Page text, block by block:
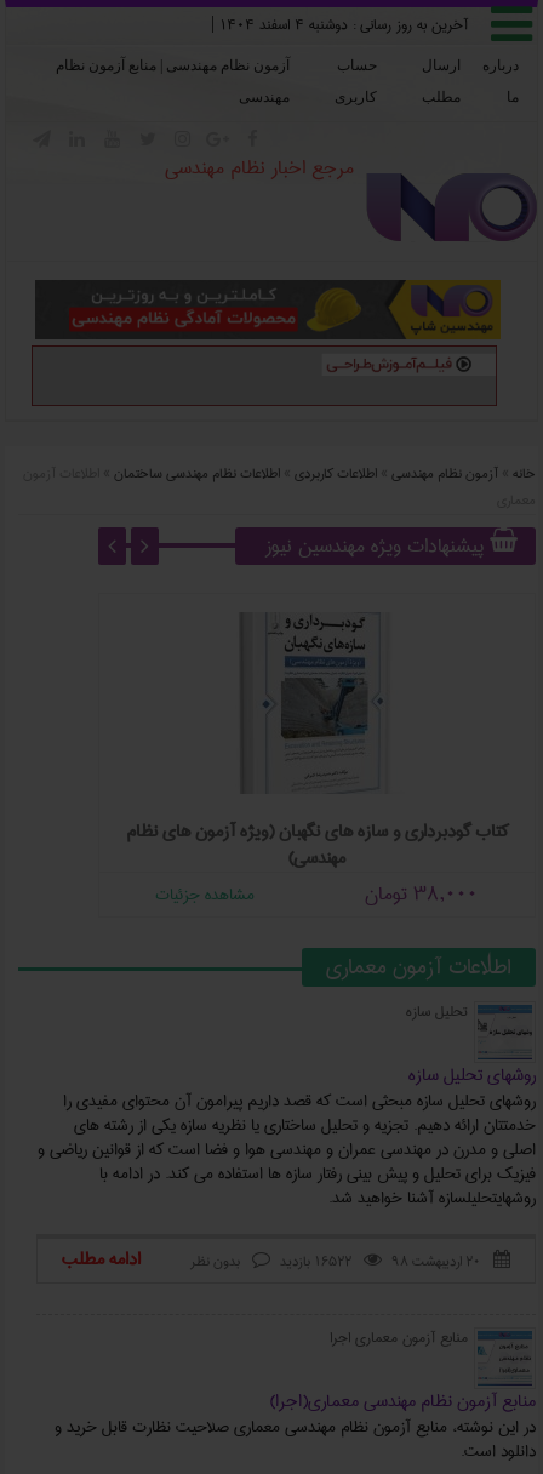
 آخرین به روز رسانی : دوشنبه ۴ اسفند ۱۴۰۴ |
درباره
ما
ارسال
مطلب
حساب
کاربری
آزمون نظام مهندسی | منابع آزمون نظام
مهندسی
مرجع اخبار نظام مهندسی
خانه »آزمون نظام مهندسی »اطلاعات کاربردی »اطلاعات نظام مهندسی ساختمان
پیشنهادات ویژه مهندسین نیوز
کتاب گودبرداری و سازه‌ های نگهبان (ويژه آزمون‌ های نظام‌
مهندسی)
38,000 تومان مشاهده جزئیات
اطلاعات آزمون معماری
تحلیل سازه
روشهای تحلیل سازه
روشهای تحلیل سازه مبحثی است که قصد داریم پیرامون آن محتوای مفیدی را
خدمتتان ارائه دهیم. تجزیه و تحلیل ساختاری یا نظریه سازه یکی از رشته های
اصلی و مدرن در مهندسی عمران و مهندسی هوا و فضا است که از قوانین ریاضی و
فیزیک برای تحلیل و پیش بینی رفتار سازه ها استفاده می کند. در ادامه با
روشهایتحلیلسازه آشنا خواهید شد.
 ۲۰ اردیبهشت ۹۸  16522 بازدید  بدون نظر ادامه مطلب
منابع آزمون معماری اجرا
منابع آزمون نظام مهندسی معماري(اجرا)
در این نوشته، منابع آزمون نظام مهندسی معماری صلاحیت نظارت قابل خرید و
دانلود است.